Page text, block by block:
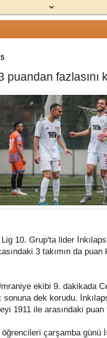
puandan fazlasını
10. Grup'ta lider
3 takımın da
ekibi 9. dakikada
sonuna dek korudu.
1911 ile arasındaki puan
öğrencileri çarşamba